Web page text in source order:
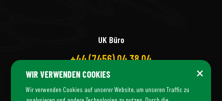
UK Büro
+44 (7456) 04 38 04
×
WIR VERWENDEN COOKIES
Wir verwenden Cookies auf unserer Website, um unseren Traffic zu